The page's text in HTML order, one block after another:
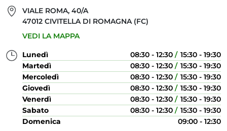
VIALE ROMA, 40/A
47012 CIVITELLA DI ROMAGNA (FC)
VEDI LA MAPPA
Lunedì 08:30 - 12:30
15:30 - 19:30
Martedì
08:30 - 12:30
15:30 - 19:30
Mercoledì
08:30 - 12:30
15:30 - 19:30
Giovedì
08:30 - 12:30
15:30 - 19:30
Venerdì
08:30 - 12:30
15:30 - 19:30
Sabato
08:30 - 12:30
15:30 - 19:30
Domenica
09:00 - 12:30